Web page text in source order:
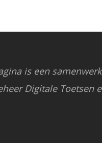
is een
Digitale Toetsen